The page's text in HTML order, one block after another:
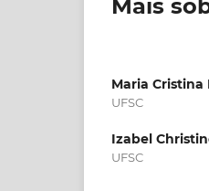
Mais
Maria Cristina
UFSC
Izabel
UFSC